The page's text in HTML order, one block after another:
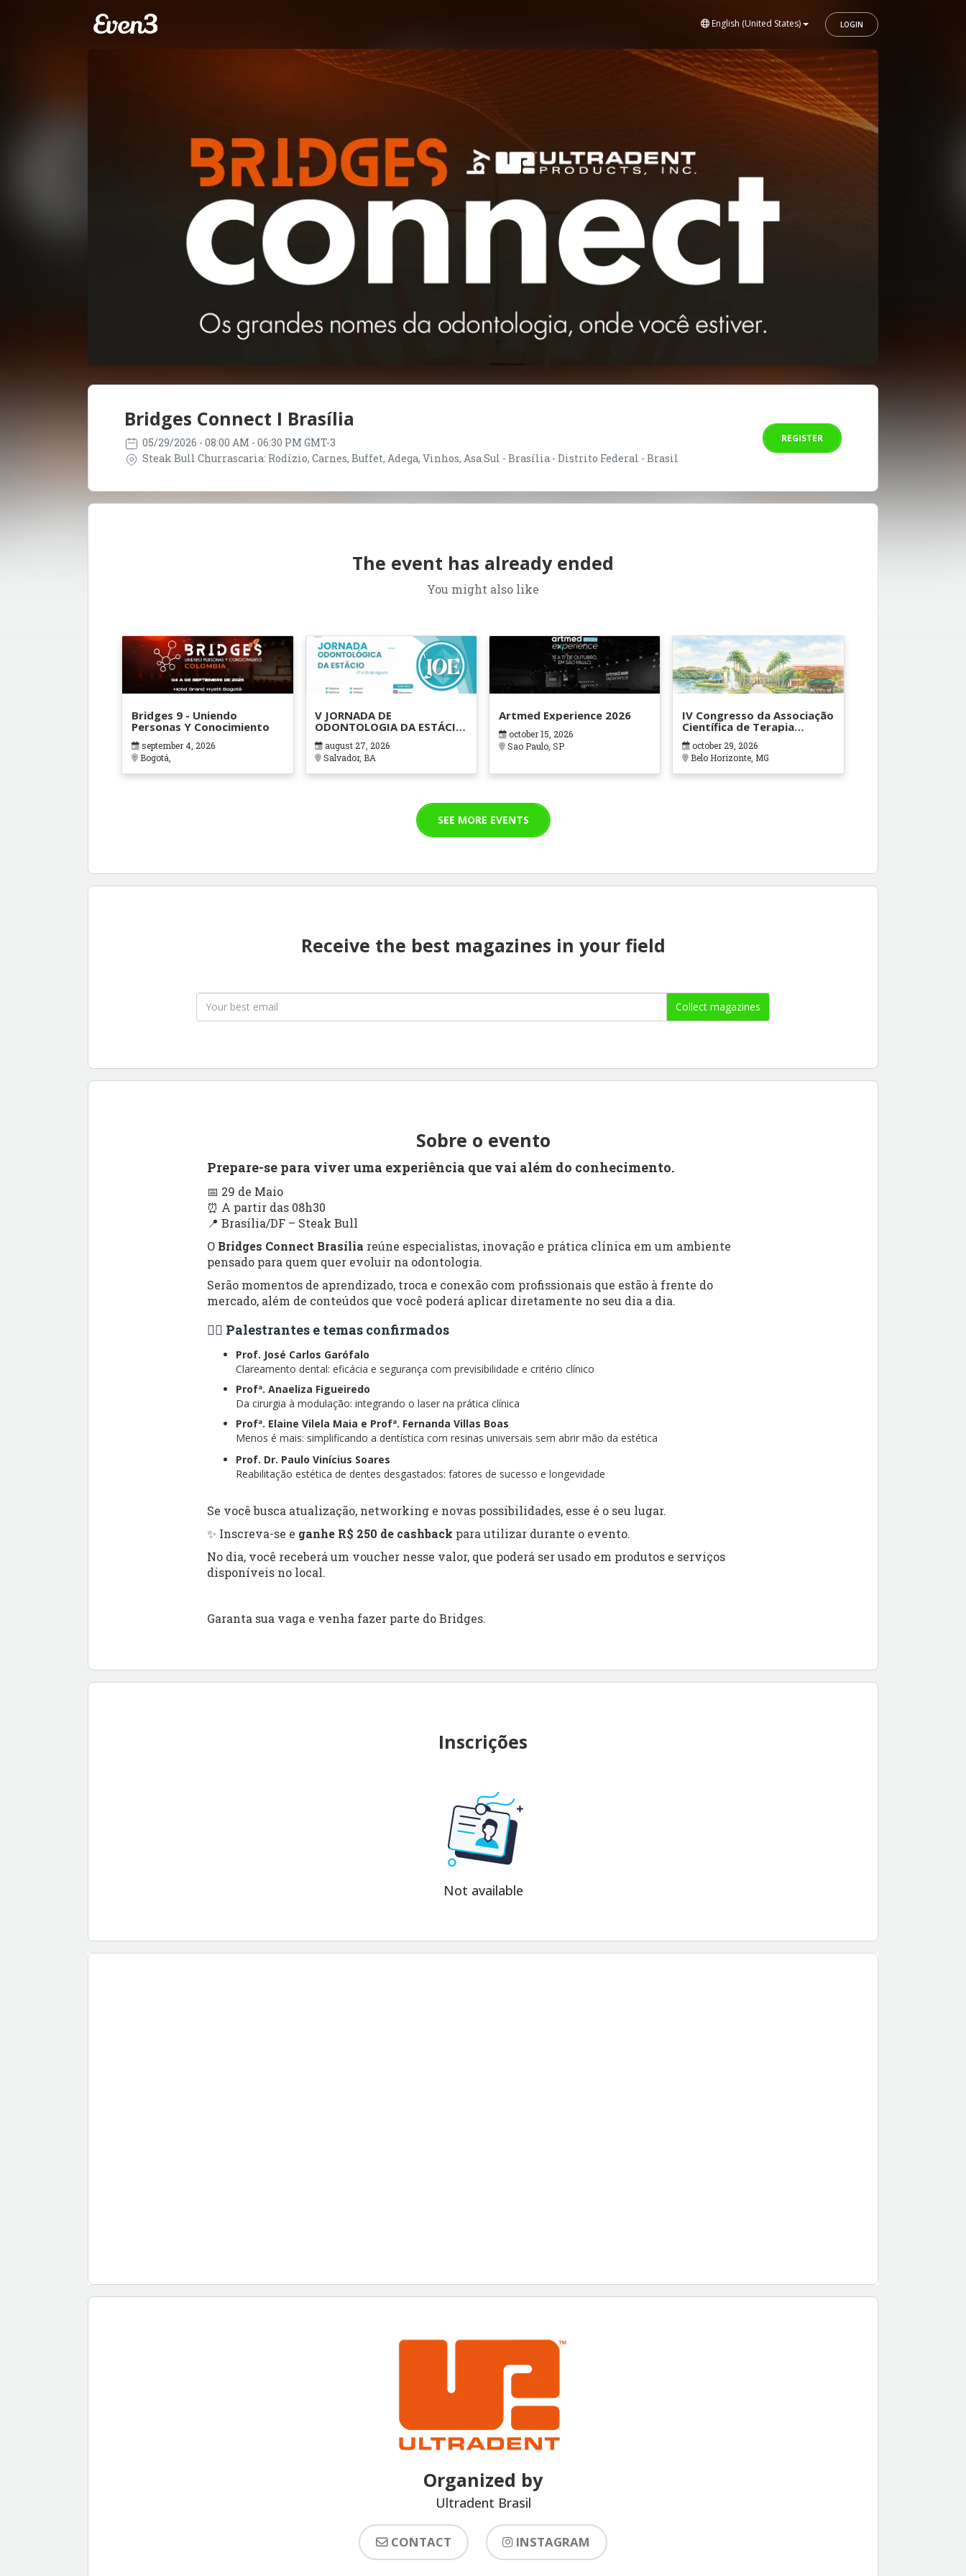
English (United States) LOGIN
Bridges Connect I Brasília
05/29/2026 - 08:00 AM - 06:30 PM GMT-3
Steak Bull Churrascaria: Rodízio, Carnes, Buffet, Adega, Vinhos, Asa Sul - Brasília - Distrito Federal - Brasil
REGISTER
The event has already ended
You might also like
Bridges 9 - Uniendo
Personas Y Conocimiento
september 4, 2026
Bogotá,
V JORNADA DE
ODONTOLOGIA DA ESTÁCIO
BAHIA
august 27, 2026
Salvador, BA
Artmed Experience 2026
october 15, 2026
Sao Paulo, SP
IV Congresso da Associação
Científica de Terapia
Ocupacional em Contextos
Hospitalares e Cuidados
Paliativos - ATOHOSP
october 29, 2026
Belo Horizonte, MG
SEE MORE EVENTS
Receive the best magazines in your field
Collect magazines
Sobre o evento
Prepare-se para viver uma experiência que vai além do conhecimento.
📅 29 de Maio
⏰ A partir das 08h30
📍 Brasília/DF – Steak Bull
O Bridges Connect Brasília reúne especialistas, inovação e prática clínica em um ambiente
pensado para quem quer evoluir na odontologia.
Serão momentos de aprendizado, troca e conexão com profissionais que estão à frente do
mercado, além de conteúdos que você poderá aplicar diretamente no seu dia a dia.
👨‍⚕️ Palestrantes e temas confirmados
Prof. José Carlos Garófalo
Clareamento dental: eficácia e segurança com previsibilidade e critério clínico
Profª. Anaeliza Figueiredo
Da cirurgia à modulação: integrando o laser na prática clínica
Profª. Elaine Vilela Maia e Profª. Fernanda Villas Boas
Menos é mais: simplificando a dentística com resinas universais sem abrir mão da estética
Prof. Dr. Paulo Vinícius Soares
Reabilitação estética de dentes desgastados: fatores de sucesso e longevidade
Se você busca atualização, networking e novas possibilidades, esse é o seu lugar.
✨ Inscreva-se e ganhe R$ 250 de cashback para utilizar durante o evento.
No dia, você receberá um voucher nesse valor, que poderá ser usado em produtos e serviços
disponíveis no local.
Garanta sua vaga e venha fazer parte do Bridges.
Inscrições
Not available
Organized by
Ultradent Brasil
CONTACT INSTAGRAM